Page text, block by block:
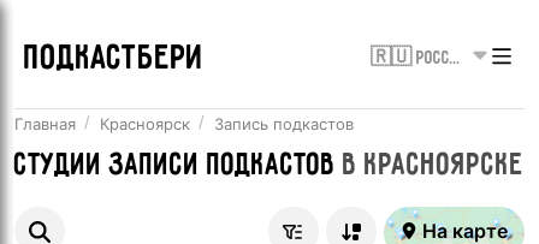
ПОДКАСТБЕРИ 🇷🇺 Россия
Главная Красноярск Запись подкастов
Студии записи подкастов в Красноярске
На карте